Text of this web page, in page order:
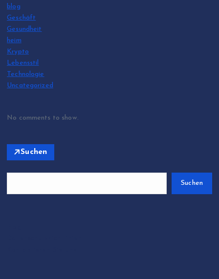
blog
Geschäft
Gesundheit
heim
Krypto
Lebensstil
Technologie
Uncategorized
No comments to show.
Suchen
Suchen